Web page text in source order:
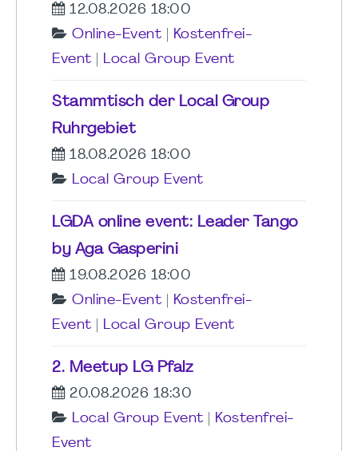
12.08.2026 18:00
Online-Event
Kostenfrei-
Event
Local Group Event
Stammtisch der Local Group
Ruhrgebiet
18.08.2026 18:00
Local Group Event
LGDA online event: Leader Tango
by Aga Gasperini
19.08.2026 18:00
Online-Event
Kostenfrei-
Event
Local Group Event
2. Meetup LG Pfalz
20.08.2026 18:30
Local Group Event
Kostenfrei-
Event